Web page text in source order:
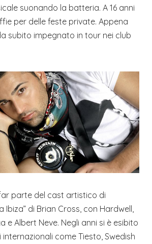
suonando la batteria. A 16 anni
per delle feste private. Appena
subito impegnato in tour nei club
parte del cast artistico di
Ibiza” di Brian Cross, con Hardwell,
e Albert Neve. Negli anni si è esibito
come Tiesto, Swedish